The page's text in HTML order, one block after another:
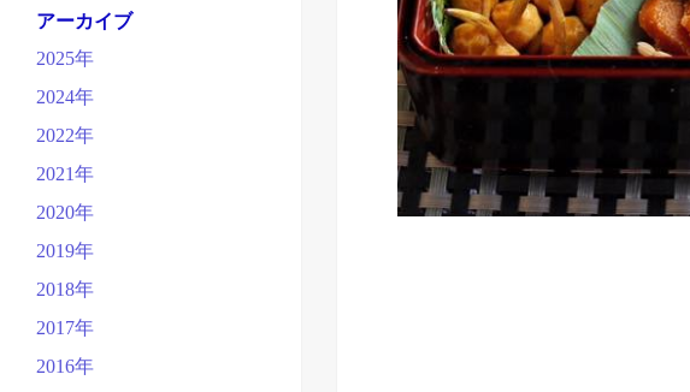
アーカイブ
2025年
2024年
2022年
2021年
2020年
2019年
2018年
2017年
2016年